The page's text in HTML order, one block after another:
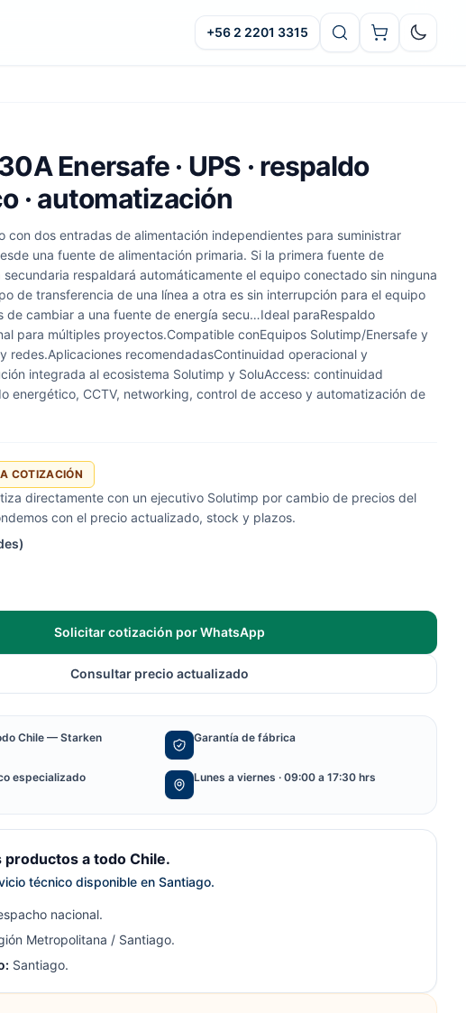
+56 2 2201 3315 Oscuro
Enersafe · UPS · respaldo
· automatización
con dos entradas de alimentación independientes para suministrar
una fuente de alimentación primaria. Si la primera fuente de
secundaria respaldará automáticamente el equipo conectado sin ninguna
de transferencia de una línea a otra es sin interrupción para el equipo
de cambiar a una fuente de energía secu…Ideal paraRespaldo
para múltiples proyectos.Compatible conEquipos Solutimp/Enersafe y
redes.Aplicaciones recomendadasContinuidad operacional y
integrada al ecosistema Solutimp y SoluAccess: continuidad
energético, CCTV, networking, control de acceso y automatización de
COTIZACIÓN
directamente con un ejecutivo Solutimp por cambio de precios del
con el precio actualizado, stock y plazos.
Solicitar cotización por WhatsApp
Consultar precio actualizado
Chile — Starken Garantía de fábrica
especializado Lunes a viernes · 09:00 a 17:30 hrs
productos a todo Chile.
técnico disponible en Santiago.
nacional.
Metropolitana / Santiago.
Santiago.